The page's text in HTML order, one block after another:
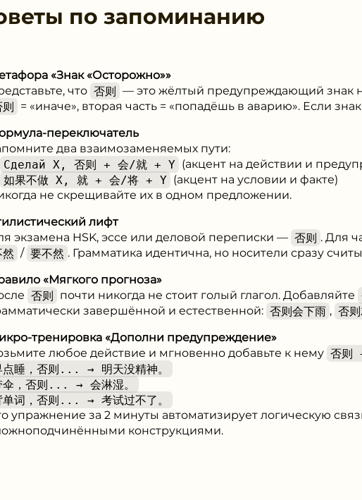
по запоминанию
«Знак «Осторожно»»
что 否则 — это жёлтый предупреждающий знак
则 = «иначе», вторая часть = «попадёшь в аварию». Если
переключатель
два взаимозаменяемых пути:
Сделай X, 否则 + 会/就 + Y (акцент на действии и
如果不做 X, 就 + 会/将 + Y (акцент на условии и факте)
не скрещивайте их в одном предложении.
лифт
экзамена HSK, эссе или деловой переписки — 否则 . Для
然 / 要不然 . Грамматика идентична, но носители сразу
«Мягкого прогноза»
否则 почти никогда не стоит голый глагол. Добавляйте
завершённой и естественной: 否则会下雨 , 否
тренировка «Дополни предупреждение»
любое действие и мгновенно добавьте к нему 否则
点睡，否则... → 明天没精神。
伞，否则... → 会淋湿。
单词，否则... → 考试过不了。
упражнение за 2 минуты автоматизирует логическую
конструкциями.